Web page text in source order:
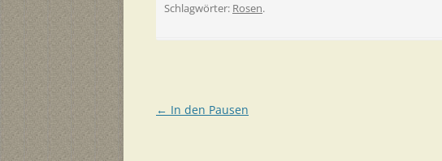
Schlagwörter: Rosen.
Beitragsnavigation
← In den Pausen